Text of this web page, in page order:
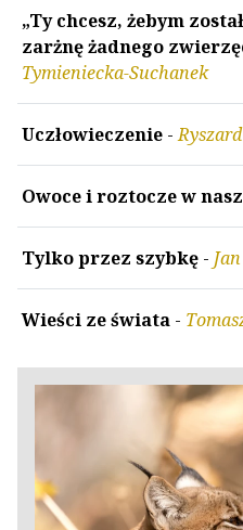
„Ty chcesz, żebym
zarżnę żadnego
Tymieniecka-Suchanek
Uczłowieczenie -
Owoce i roztocze w
Tylko przez szybkę -
Wieści ze świata -